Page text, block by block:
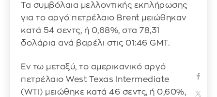
Τα συμβόλαια μελλοντικής εκπλήρωσης
για το αργό πετρέλαιο Brent μειώθηκαν
κατά 54 σεντς, ή 0,68%, στα 78,31
δολάρια ανά βαρέλι στις 01:46 GMT.
Εν τω μεταξύ, το αμερικανικό αργό
πετρέλαιο West Texas Intermediate
(WTI) μειώθηκε κατά 46 σεντς, ή 0,60%,